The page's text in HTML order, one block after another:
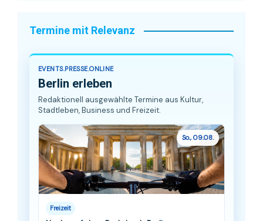
Termine mit Relevanz
EVENTS.PRESSE.ONLINE
Berlin erleben
Redaktionell ausgewählte Termine aus Kultur,
Stadtleben, Business und Freizeit.
So., 09.08.
Freizeit